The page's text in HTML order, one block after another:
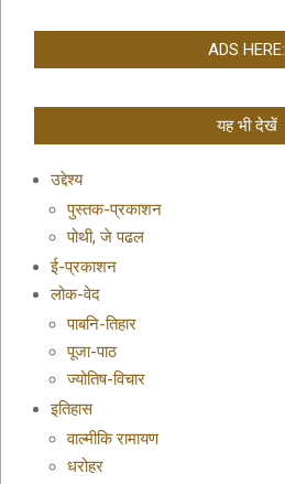
ADS HERE:
यह भी देखें
उद्देश्य
पुस्तक-प्रकाशन
पोथी, जे पढल
ई-प्रकाशन
लोक-वेद
पाबनि-तिहार
पूजा-पाठ
ज्योतिष-विचार
इतिहास
वाल्मीकि रामायण
धरोहर